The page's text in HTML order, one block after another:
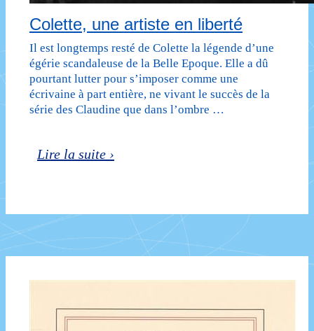
Colette, une artiste en liberté
Il est longtemps resté de Colette la légende d’une
égérie scandaleuse de la Belle Epoque. Elle a dû
pourtant lutter pour s’imposer comme une
écrivaine à part entière, ne vivant le succès de la
série des Claudine que dans l’ombre …
Colette,
en
liberté
Lire la suite ›